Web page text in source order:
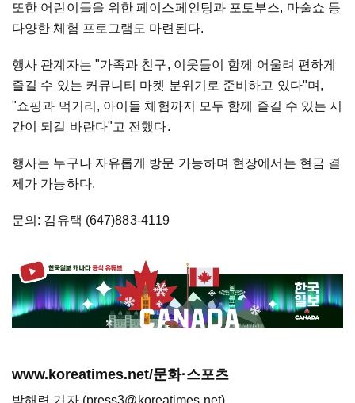
또한 어린이들을 위한 페이스페인팅과 포토부스, 마술쇼 등
다양한 체험 프로그램도 마련된다.
행사 관계자는 "가족과 친구, 이웃들이 함께 어울려 편하게
즐길 수 있는 커뮤니티 마켓 분위기로 준비하고 있다"며,
"쇼핑과 먹거리, 아이들 체험까지 모두 함께 즐길 수 있는 시
간이 되길 바란다"고 전했다.
행사는 누구나 자유롭게 방문 가능하며 현장에서는 현금 결
제가 가능하다.
문의: 김유택 (647)883-4119
www.koreatimes.net/문화·스포츠
박해련 기자 (press3@koreatimes.net)